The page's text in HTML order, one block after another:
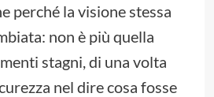
perché la visione stessa
non è più quella
stagni, di una volta
nel dire cosa fosse